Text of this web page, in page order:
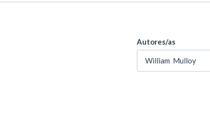
Autores/as